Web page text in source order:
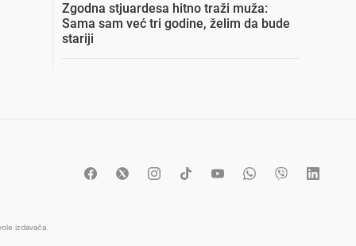
Zgodna stjuardesa hitno traži muža:
Sama sam već tri godine, želim da bude
stariji
Video
Severina prekinula koncert i
izdavača.